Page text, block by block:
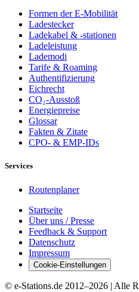
Formen der E-Mobilität
Ladestecker
Ladekabel & -stationen
Ladeleistung
Lademodi
Tarife & Roaming
Authentifizierung
Eichrecht
CO₂-Ausstoß
Energiepreise
Glossar
Fakten & Zitate
CPO- & EMP-IDs
Services
Routenplaner
Startseite
Über uns / Presse
Feedback & Support
Datenschutz
Impressum
Cookie-Einstellungen
© e-Stations.de 2012–2026 | Alle